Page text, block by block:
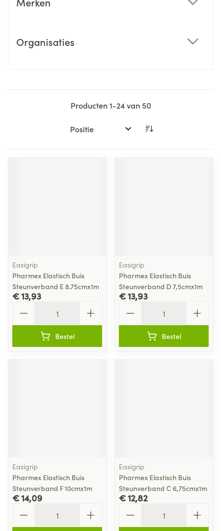
Organisaties
Producten1-24van50
Sorteer op:
Easigrip
Pharmex Elastisch Buis
Steunverband E 8.75cmx1m
€ 13,93
Bestel
Easigrip
Pharmex Elastisch Buis
Steunverband D 7,5cmx1m
€ 13,93
Bestel
Easigrip
Pharmex Elastisch Buis
Steunverband F 10cmx1m
€ 14,09
Easigrip
Pharmex Elastisch Buis
Steunverband C 6,75cmx1m
€ 12,82